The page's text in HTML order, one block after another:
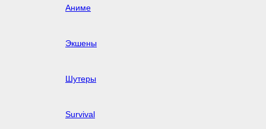
Аниме
Экшены
Шутеры
Survival